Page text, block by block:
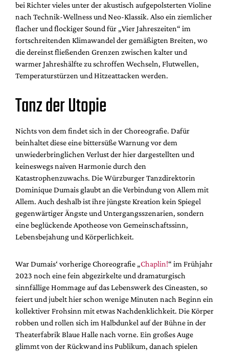
bei Richter vieles unter der akustisch aufgepolsterten Violine
nach Technik-Wellness und Neo-Klassik. Also ein ziemlicher
flacher und flockiger Sound für „Vier Jahreszeiten“ im
fortschreitenden Klimawandel der gemäßigten Breiten, wo
die dereinst fließenden Grenzen zwischen kalter und
warmer Jahreshälfte zu schroffen Wechseln, Flutwellen,
Temperaturstürzen und Hitzeattacken werden.
Tanz der Utopie
Nichts von dem findet sich in der Choreografie. Dafür
beinhaltet diese eine bittersüße Warnung vor dem
unwiederbringlichen Verlust der hier dargestellten und
keineswegs naiven Harmonie durch den
Katastrophenzuwachs. Die Würzburger Tanzdirektorin
Dominique Dumais glaubt an die Verbindung von Allem mit
Allem. Auch deshalb ist ihre jüngste Kreation kein Spiegel
gegenwärtiger Ängste und Untergangsszenarien, sondern
eine beglückende Apotheose von Gemeinschaftssinn,
Lebensbejahung und Körperlichkeit.
War Dumais‘ vorherige Choreografie „Chaplin!“ im Frühjahr
2023 noch eine fein abgezirkelte und dramaturgisch
sinnfällige Hommage auf das Lebenswerk des Cineasten, so
feiert und jubelt hier schon wenige Minuten nach Beginn ein
kollektiver Frohsinn mit etwas Nachdenklichkeit. Die Körper
robben und rollen sich im Halbdunkel auf der Bühne in der
Theaterfabrik Blaue Halle nach vorne. Ein großes Auge
glimmt von der Rückwand ins Publikum, danach spielen